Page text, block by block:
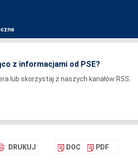
z informacjami od PSE?
lub skorzystaj z naszych kanałów RSS.
DRUKUJ DOC PDF